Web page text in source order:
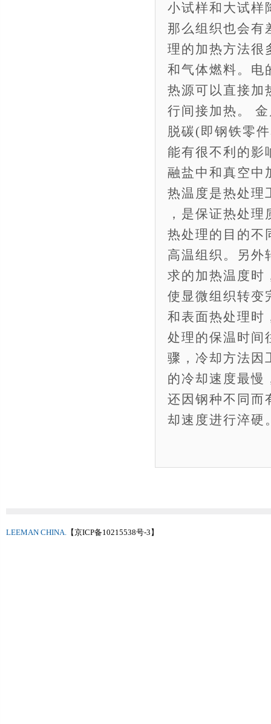
小试样和大试样
那么组织也会有
理的加热方法很
和气体燃料。电
热源可以直接加
行间接加热。
脱碳(即钢铁零
能有很不利的影
融盐中和真空中
热温度是热处理
，是保证热处
热处理的目的不
高温组织。另外
求的加热温度时
使显微组织转变
和表面热处理时
处理的保温时间
骤，冷却方法因
的冷却速度最慢
还因钢种不同而
却速度进行淬硬
LEEMAN CHINA. 【京ICP备10215538号-3】